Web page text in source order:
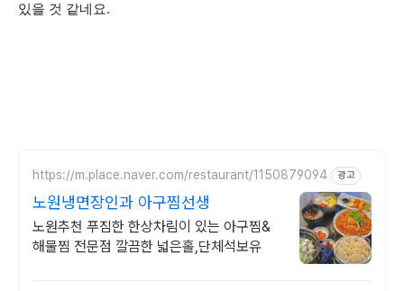
있을 것 같네요.
https://m.place.naver.com/restaurant/1150879094 광고
노원냉면장인과 아구찜선생
노원추천 푸짐한 한상차림이 있는 아구찜&
해물찜 전문점 깔끔한 넓은홀,단체석보유